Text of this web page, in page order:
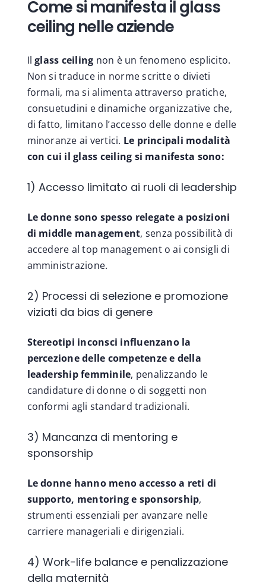
Come si manifesta il glass
ceiling nelle aziende
Il glass ceiling non è un fenomeno esplicito.
Non si traduce in norme scritte o divieti
formali, ma si alimenta attraverso pratiche,
consuetudini e dinamiche organizzative che,
di fatto, limitano l’accesso delle donne e delle
minoranze ai vertici. Le principali modalità
con cui il glass ceiling si manifesta sono:
1) Accesso limitato ai ruoli di leadership
Le donne sono spesso relegate a posizioni
di middle management, senza possibilità di
accedere al top management o ai consigli di
amministrazione.
2) Processi di selezione e promozione
viziati da bias di genere
Stereotipi inconsci influenzano la
percezione delle competenze e della
leadership femminile, penalizzando le
candidature di donne o di soggetti non
conformi agli standard tradizionali.
3) Mancanza di mentoring e
sponsorship
Le donne hanno meno accesso a reti di
supporto, mentoring e sponsorship,
strumenti essenziali per avanzare nelle
carriere manageriali e dirigenziali.
4) Work-life balance e penalizzazione
della maternità